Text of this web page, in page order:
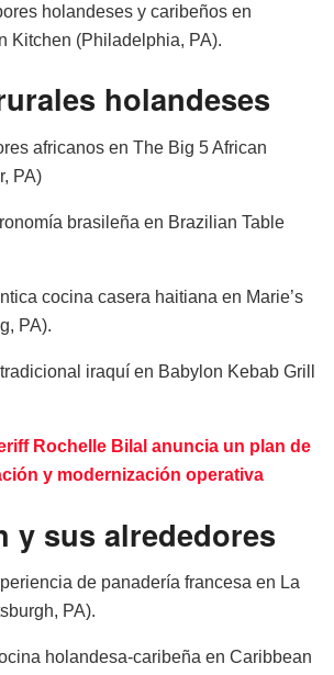
holandeses y caribeños en
Kitchen (Philadelphia, PA).
holandeses
africanos en The Big 5 African
PA)
brasileña en Brazilian Table
cocina casera haitiana en Marie’s
PA).
iraquí en Babylon Kebab Grill
Rochelle Bilal anuncia un plan de
y modernización operativa
y sus alrededores
de panadería francesa en La
PA).
holandesa-caribeña en Caribbean